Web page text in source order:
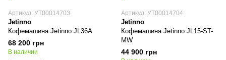
Артикул: УТ00014703
Jetinno
Кофемашина Jetinno JL36A
68 200 грн
В наличии
Артикул: УТ00014704
Jetinno
Кофемашина Jetinno JL15-ST-
MW
44 900 грн